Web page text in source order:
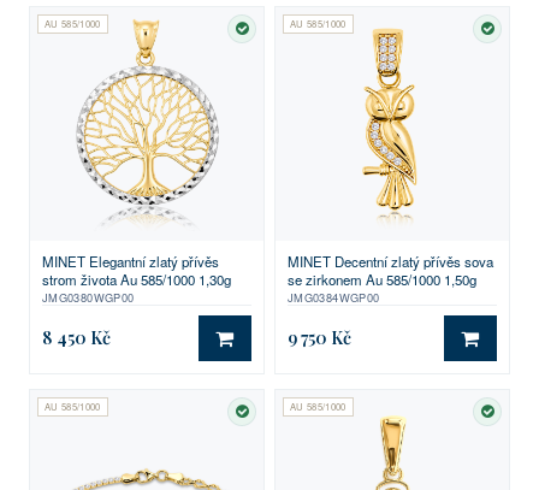
AU 585/1000
SKLADEM
MINET Elegantní zlatý přívěs
strom života Au 585/1000 1,30g
JMG0380WGP00
8 450 Kč DO KOŠÍKU
AU 585/1000
MINET Decentní zlatý přívěs sova
se zirkonem Au 585/1000 1,50g
JMG0384WGP00
9 750 Kč DO
AU 585/1000
SKLADEM
AU 585/1000